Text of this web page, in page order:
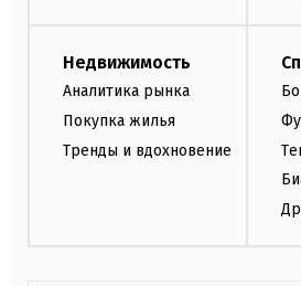
Недвижимость
Аналитика рынка
Покупка жилья
Тренды и вдохновение